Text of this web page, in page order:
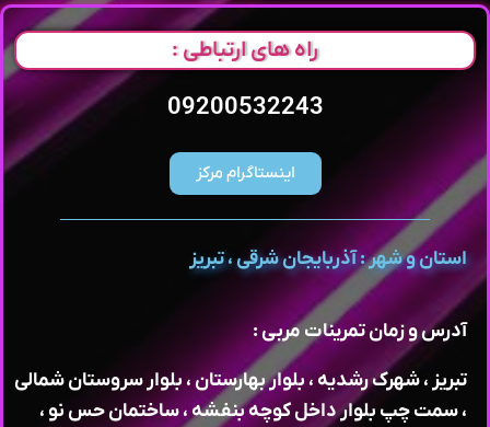
راه های ارتباطی :
09200532243
اینستاگرام مرکز
استان و شهر : آذربایجان شرقی ، تبریز
آدرس و زمان تمرینات مربی :
تبریز ، شهرک رشدیه ، بلوار بهارستان ، بلوار سروستان شمالی
، سمت چپ بلوار داخل کوچه بنفشه ، ساختمان حس نو ،